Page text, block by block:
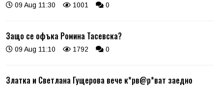
09 Aug 11:30 1001 0
Защо се офъка Ромина Тасевска?
09 Aug 11:10 1792 0
Златка и Светлана Гущерова вече к*рв@р*ват заедно